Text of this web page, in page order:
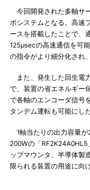
今回開発された多軸サ
ボシステムとなる。高速
ースを搭載したことで、
125μsecの高速通信を可
の指令がより細分化され
また、発生した回生電
で、装置の省エネルギー
で各軸のエンコーダ信号
タンデム運転も可能にした
1軸当たりの出力容量が
200Wの「
ップマウンタ、半導体製
限られる装置の用途に向